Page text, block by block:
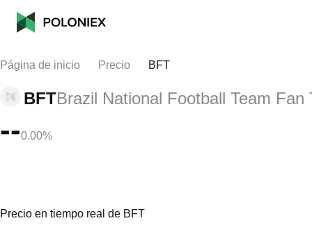
Página de inicio Precio BFT
BFTBrazil National Football Team Fan
--0.00%
Precio en tiempo real de BFT